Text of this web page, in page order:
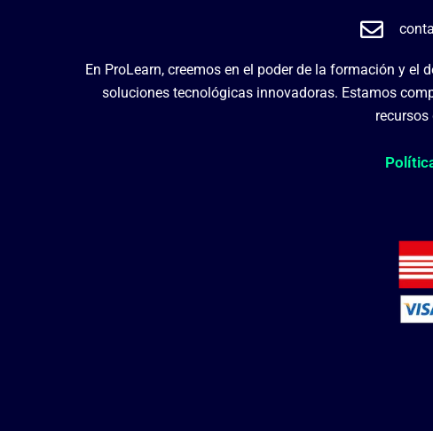
En ProLearn, creemos en el poder de la formación y
soluciones tecnológicas innovadoras. Estamos